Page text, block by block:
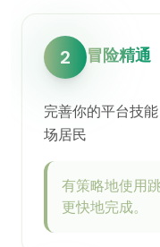
2 冒险精通
完善你的平台技
场居民
有策略地使用
更快地完成。